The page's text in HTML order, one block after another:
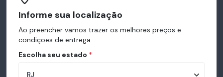
Informe sua localização
Ao preencher vamos trazer os melhores preços e
condições de entrega
Escolha seu estado *